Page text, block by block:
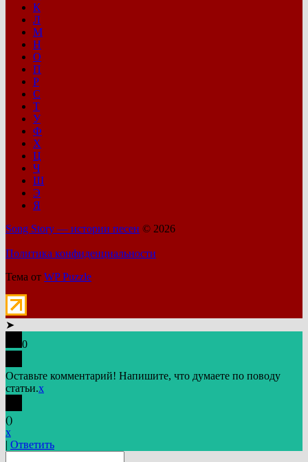
К
Л
М
Н
О
П
Р
С
Т
У
Ф
Х
Ц
Ч
Ш
Э
Я
Song Story — истории песен © 2026
Политика конфиденциальности
Тема от WP Puzzle
➤
0
Оставьте комментарий! Напишите, что думаете по поводу
статьи.x
()
x
| Ответить